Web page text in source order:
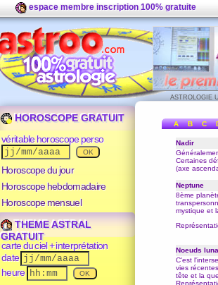
espace membre inscription 100% gratuite
ASTROLOGIE
HOROSCOPE GRATUIT
véritable horoscope perso
Horoscope du jour
Horoscope hebdomadaire
Horoscope mensuel
THEME ASTRAL
GRATUIT
carte du ciel + interprétation
date
heure
A B C
Nadir
Certaines
(axe
Neptune
8ème
mystique et
Noeuds
C'est
vies
tête et la